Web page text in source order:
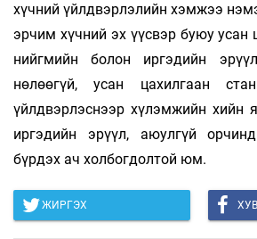
хүчний үйлдвэрлэлийн хэмжээ
эрчим хүчний эх үүсвэр буюу усан
нийгмийн болон иргэдийн
нөлөөгүй, усан цахилгаан
үйлдвэрлэснээр хүлэмжийн хийн
иргэдийн эрүүл, аюулгүй
бүрдэх ач холбогдолтой юм.
ЖИРГЭХ